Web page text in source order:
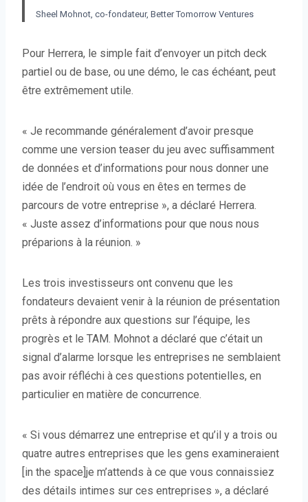
Sheel Mohnot, co-fondateur, Better Tomorrow Ventures
Pour Herrera, le simple fait d’envoyer un pitch deck
partiel ou de base, ou une démo, le cas échéant, peut
être extrêmement utile.
« Je recommande généralement d’avoir presque
comme une version teaser du jeu avec suffisamment
de données et d’informations pour nous donner une
idée de l’endroit où vous en êtes en termes de
parcours de votre entreprise », a déclaré Herrera.
« Juste assez d’informations pour que nous nous
préparions à la réunion. »
Les trois investisseurs ont convenu que les
fondateurs devaient venir à la réunion de présentation
prêts à répondre aux questions sur l’équipe, les
progrès et le TAM. Mohnot a déclaré que c’était un
signal d’alarme lorsque les entreprises ne semblaient
pas avoir réfléchi à ces questions potentielles, en
particulier en matière de concurrence.
« Si vous démarrez une entreprise et qu’il y a trois ou
quatre autres entreprises que les gens examineraient
[in the space]je m’attends à ce que vous connaissiez
des détails intimes sur ces entreprises », a déclaré